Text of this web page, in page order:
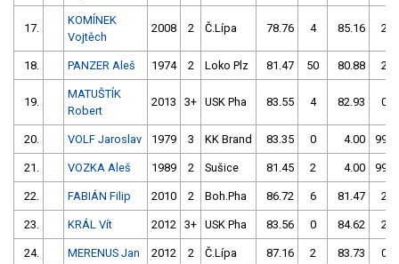
17.
KOMÍNEK
Vojtěch
2008 2 Č.Lípa 78.76 4 85.16 2
18. PANZER Aleš 1974 2 Loko Plz 81.47 50 80.88 2
19.
MATUŠTÍK
Robert
2013 3+ USK Pha 83.55 4 82.93 0
20. VOLF Jaroslav 1979 3 KK Brand 83.35 0 4.00 999
21. VOZKA Aleš 1989 2 Sušice 81.45 2 4.00 999
22. FABIÁN Filip 2010 2 Boh.Pha 86.72 6 81.47 2
23. KRÁL Vít 2012 3+ USK Pha 83.56 0 84.62 2
24. MERENUS Jan 2012 2 Č.Lípa 87.16 2 83.73 0